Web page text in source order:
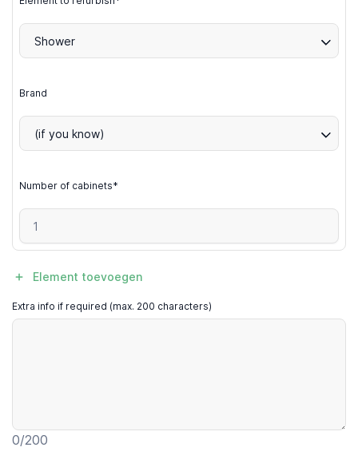
Shower
Brand
(if you know)
Number of cabinets*
Element toevoegen
Extra info if required (max. 200 characters)
0/200